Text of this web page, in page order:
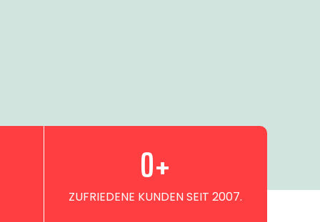
ZUFRIEDENE KUNDEN SEIT 2007.
0+